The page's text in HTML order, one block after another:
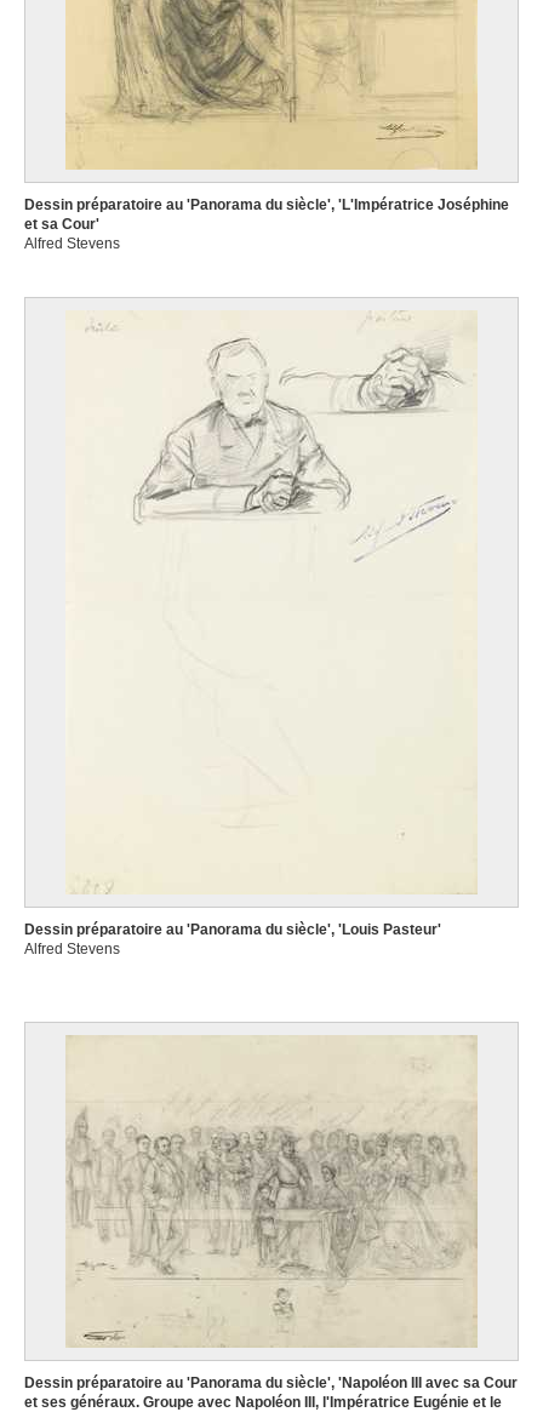
Dessin préparatoire au 'Panorama du siècle', 'L'Impératrice Joséphine
et sa Cour'
Alfred Stevens
Dessin préparatoire au 'Panorama du siècle', 'Louis Pasteur'
Alfred Stevens
Dessin préparatoire au 'Panorama du siècle', 'Napoléon III avec sa Cour
et ses généraux. Groupe avec Napoléon III, l'Impératrice Eugénie et le